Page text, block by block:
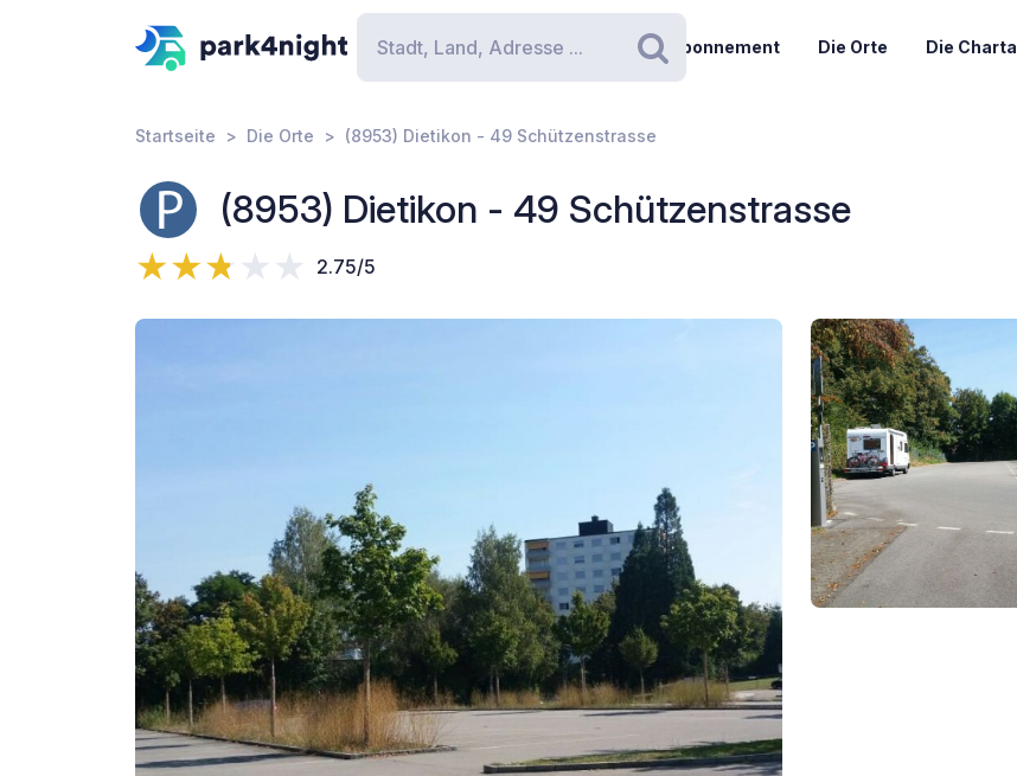
Suchen
Abonnement Die Orte Die Charta
Startseite Die Orte (8953) Dietikon - 49 Schützenstrasse
(8953) Dietikon - 49 Schützenstrasse
2.75/5